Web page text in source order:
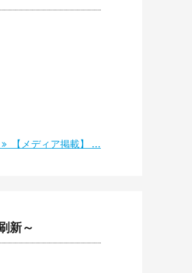
【メディア掲載】 ...
新～